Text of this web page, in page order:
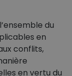
du
en
conflits,
en vertu du